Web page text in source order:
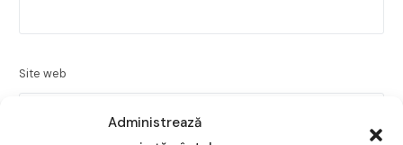
Administrează
Site web